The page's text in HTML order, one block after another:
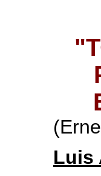
Luis